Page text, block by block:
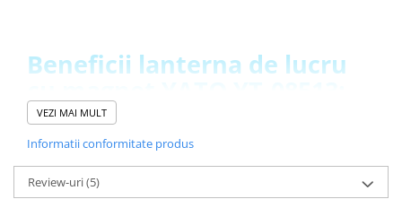
Smart Home
Prize Inteligente
Module Smart Home
Camere Supraveghere
Iluminat
Beneficii lanterna de lucru
Iluminare puternica - capacitate de 280 lm pentru
Trei moduri de functionare pentru diverse situatii
Baza magnetica si carlig pentru fixare - asigura
posibilitatea de utilizare in orice imprejurare
VEZI MAI MULT
Informatii conformitate produs
Review-uri(5)